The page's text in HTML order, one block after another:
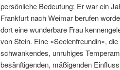
persönliche Bedeutung: Er war ein
Frankfurt nach Weimar berufen
dort eine wunderbare Frau
von Stein. Eine «Seelenfreundin»,
schwankendes, unruhiges
besänftigenden, mäßigenden